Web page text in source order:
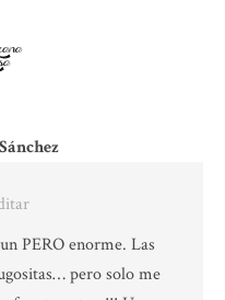
PERO enorme. Las
pero solo me